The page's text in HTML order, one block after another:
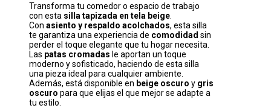
Transforma tu comedor o espacio de trabajo
con esta silla tapizada en tela beige
Con asiento y respaldo acolchados, esta silla
te garantiza una experiencia de comodidad sin
perder el toque elegante que tu hogar necesita.
Las patas cromadas le aportan un toque
moderno y sofisticado, haciendo de esta silla
una pieza ideal para cualquier ambiente.
Además, está disponible en beige oscuro y gris
oscuro para que elijas el que mejor se adapte a
tu estilo.